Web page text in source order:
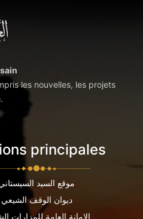
les nouvelles, les projets
principales
موقع السيد
ديوان الوقف الشيعي
الامانة العامة للمزارات